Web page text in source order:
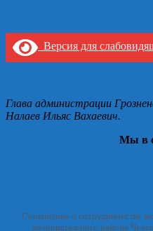
Версия для
Глава администрации
Налаев Ильяс Вахаевич.
Мы в
Соглашение о сотрудничестве
муниципального района